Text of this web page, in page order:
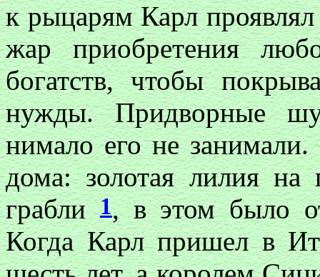
к рыцарям Карл проявлял
жар приобретения
богатств, чтобы
нужды. Придворные
нимало его не
дома: золотая лилия на
грабли1, в этом было
Когда Карл пришел в